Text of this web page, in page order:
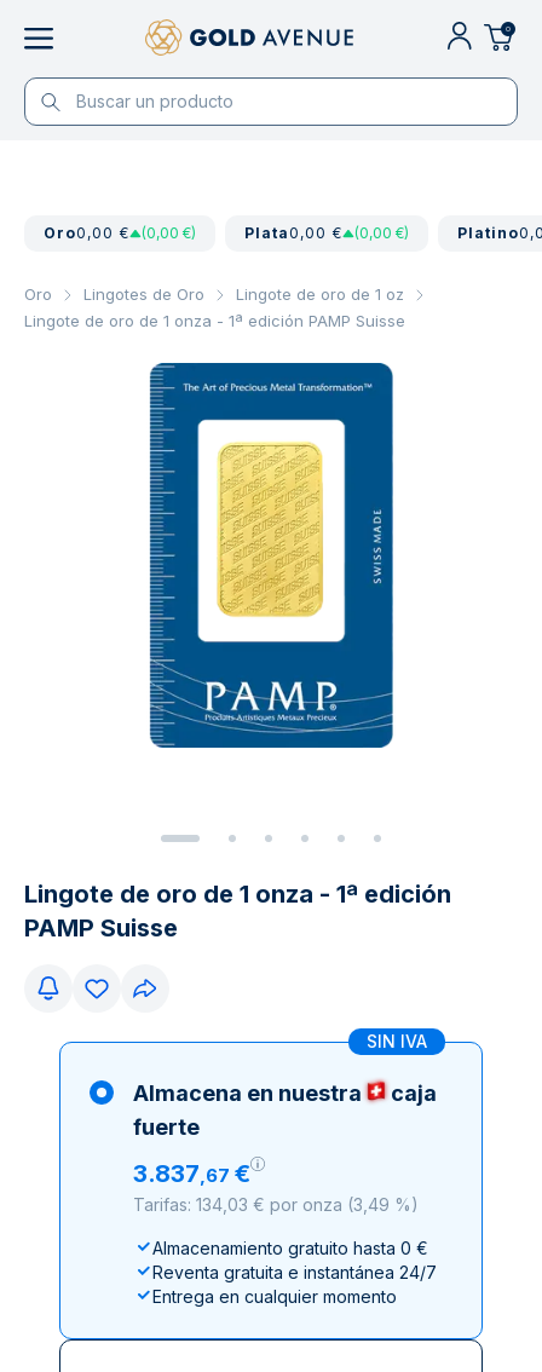
0
Oro0,00 € (0,00 €) Plata0,00 € (0,00 €) Platino
Oro Lingotes de Oro
Lingote de oro de 1 oz
Lingote de oro de 1 onza - 1ª edición PAMP Suisse
Lingote de oro de 1 onza - 1ª edición
PAMP Suisse
SIN IVA
Almacena en nuestra
caja
fuerte
3.837,67 €
Tarifas: 134,03 € por onza (3,49 %)
Almacenamiento gratuito hasta 0 €
Reventa gratuita e instantánea 24/7
Entrega en cualquier momento